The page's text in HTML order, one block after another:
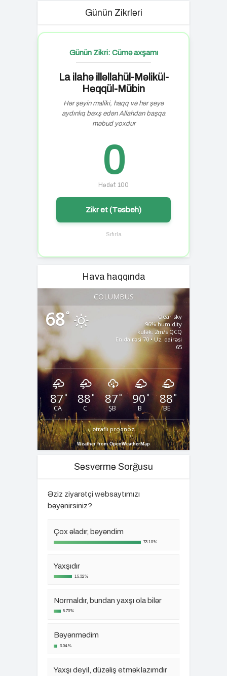
Günün Zikrləri
Günün Zikri: Cümə axşamı
La ilahə illəllahül-Məlikül-
Həqqül-Mübin
Hər şeyin maliki, haqq və hər şeyə
aydınlıq bəxş edən Allahdan başqa
məbud yoxdur
0
Hədəf: 100
Zikr et (Təsbeh)
Sıfırla
Hava haqqında
COLUMBUS
68°
clear sky
96% humidity
külək: 2m/s QCQ
En dairəsi 70 • Uz. dairəsi
65
87°
CA
88°
C
87°
ŞB
90°
B
88°
BE
ətraflı proqnoz
Weather from OpenWeatherMap
Səsvermə Sorğusu
Əziz ziyarətçi websaytımızı
bəyənirsiniz?
Çox əladır, bəyəndim
73.10%
Yaxşıdır
15.32%
Normaldır, bundan yaxşı ola bilər
5.73%
Bəyənmədim
3.04%
Yaxşı deyil, düzəliş etmək lazımdır